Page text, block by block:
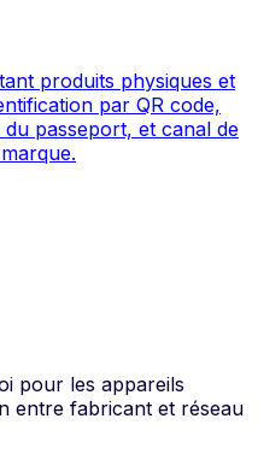
produits physiques et
par QR code,
passeport, et canal de
pour les appareils
entre fabricant et réseau